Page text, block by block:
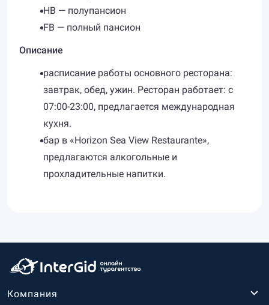
HB — полупансион
FB — полный пансион
Описание
расписание работы основного ресторана:
завтрак, обед, ужин. Ресторан работает: с
07:00-23:00, предлагается международная
кухня.
бар в «Horizon Sea View Restaurante»,
предлагаются алкогольные и
прохладительные напитки.
Компания